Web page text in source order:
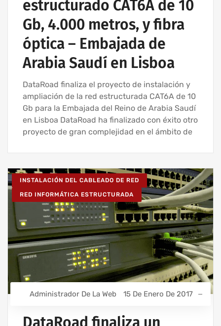
estructurado CAT6A de 10
Gb, 4.000 metros, y fibra
óptica – Embajada de
Arabia Saudí en Lisboa
DataRoad finaliza el proyecto de instalación y
ampliación de la red estructurada CAT6A de 10
Gb para la Embajada del Reino de Arabia Saudí
en Lisboa DataRoad ha finalizado con éxito otro
proyecto de gran complejidad en el ámbito de
INSTALACIÓN DEL CABLEADO DE RED
RED INFORMÁTICA ESTRUCTURADA
Administrador De La Web 15 De Enero De 2017
DataRoad finaliza un